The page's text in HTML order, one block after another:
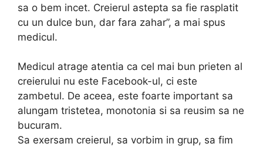
sa o bem incet. Creierul astepta sa fie rasplatit
cu un dulce bun, dar fara zahar”, a mai spus
medicul.
Medicul atrage atentia ca cel mai bun prieten al
creierului nu este Facebook-ul, ci este
zambetul. De aceea, este foarte important sa
alungam tristetea, monotonia si sa reusim sa ne
bucuram.
Sa exersam creierul, sa vorbim in grup, sa fim